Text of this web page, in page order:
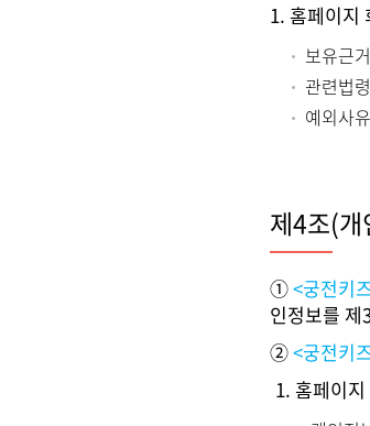
1. 홈페이지
보유근
관련법
예외사유
제4조(개
①<궁전키
인정보를 제
②<궁전키
1. 홈페이